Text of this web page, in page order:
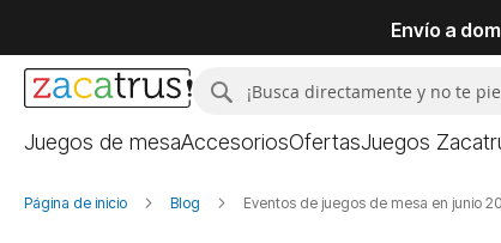
Envío a
Buscar
Juegos de mesaAccesoriosOfertasJuegos
Página de inicio Blog Eventos de juegos de mesa en junio